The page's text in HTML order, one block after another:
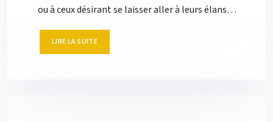
ou à ceux désirant se laisser aller à leurs élans…
LIRE LA SUITE